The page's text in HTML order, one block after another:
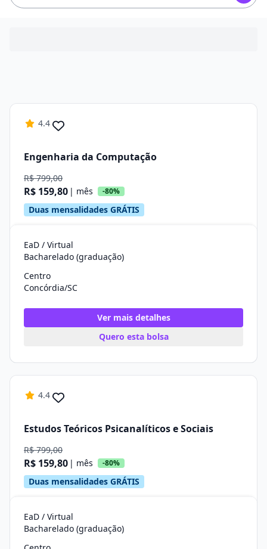
4.4
Engenharia da Computação
R$ 799,00
R$ 159,80 | mês -80%
Duas mensalidades GRÁTIS
EaD / Virtual
Bacharelado (graduação)
Centro
Concórdia/SC
Ver mais detalhes
Quero esta bolsa
4.4
Estudos Teóricos Psicanalíticos e Sociais
R$ 799,00
R$ 159,80 | mês -80%
Duas mensalidades GRÁTIS
EaD / Virtual
Bacharelado (graduação)